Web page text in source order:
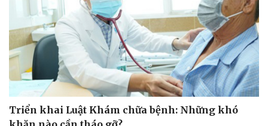
Triển khai Luật Khám chữa bệnh: Những khó